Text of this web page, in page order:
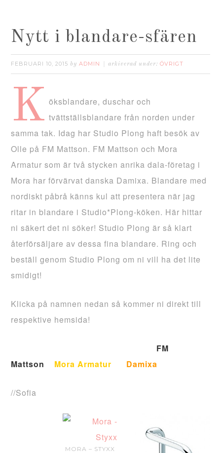
Nytt i blandare-sfären
FEBRUARI 10, 2015 byADMIN arkiverad under:ÖVRIGT
K öksblandare, duschar och
tvättställsblandare från norden under
samma tak. Idag har Studio Plong haft besök av
Olle på FM Mattson. FM Mattson och Mora
Armatur som är två stycken anrika dala-företag i
Mora har förvärvat danska Damixa. Blandare med
nordiskt påbrå känns kul att presentera när jag
ritar in blandare i Studio*Plong-köken. Här hittar
ni säkert det ni söker! Studio Plong är så klart
återförsäljare av dessa fina blandare. Ring och
beställ genom Studio Plong om ni vill ha det lite
smidigt!
Klicka på namnen nedan så kommer ni direkt till
respektive hemsida!
FM
Mattson Mora Armatur Damixa
//Sofia
MORA – STYXX